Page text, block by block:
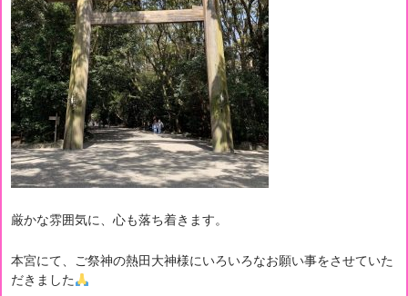
厳かな雰囲気に、心も落ち着きます。
本宮にて、ご祭神の熱田大神様にいろいろなお願い事をさせていた
だきました